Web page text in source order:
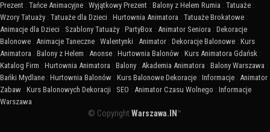
Prezent : Tańce Animacyjne : Wyjątkowy Prezent : Balony z Helem Rumia : Tatuaże :
Wzory Tatuaży : Tatuaże dla Dzieci : Hurtownia Animatora : Tatuaże Brokatowe :
Animacje dla Dzieci : Szablony Tatuaży : PartyBox : Animator Seniora : Dekoracje
Balonowe : Animacje Taneczne : Walentynki : Animator : Dekoracje Balonowe : Kurs
Animatora : Balony z Helem : Anonse : Hurtownia Balonów : Kurs Animatora Gdańsk :
Katalog Firm : Hurtownia Animatora : Balony : Akademia Animatora : Balony Warszawa :
Bańki Mydlane : Hurtownia Balonów : Kurs Balonowe Dekoracje : Informacje : Animator
Zabaw : Kurs Balonowych Dekoracji : SEO : Animator Czasu Wolnego : Informacje
Warszawa
© CopyrightWarszawa.IN ™